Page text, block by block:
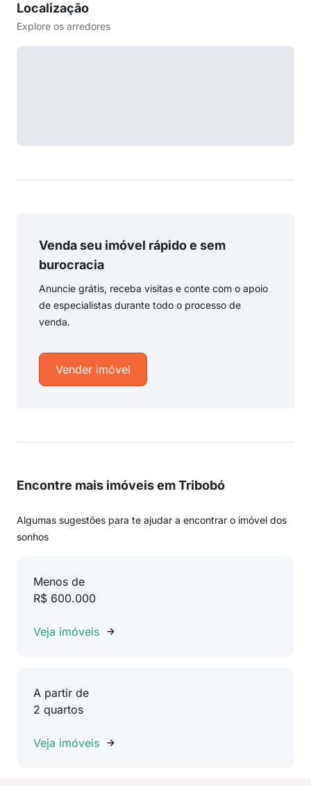
Localização
Explore os arredores
Venda seu imóvel rápido e sem
burocracia
Anuncie grátis, receba visitas e conte com o apoio
de especialistas durante todo o processo de
venda.
Vender imóvel
Encontre mais imóveis em Tribobó
Algumas sugestões para te ajudar a encontrar o imóvel dos
sonhos
Menos de
R$ 600.000
Veja imóveis
A partir de
2 quartos
Veja imóveis